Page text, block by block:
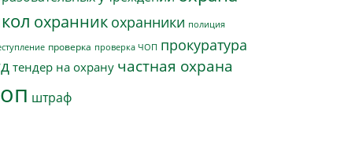
охранник охранники полиция
проверка проверка ЧОП прокуратура
тендер на охрану частная охрана
штраф